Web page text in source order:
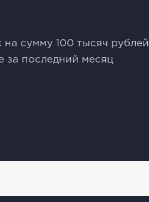
сумму 100 тысяч рублей
последний месяц